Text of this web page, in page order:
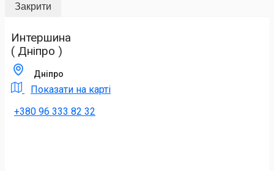
Закрити
Интершина
( Дніпро )
Дніпро
Показати на карті
+380 96 333 82 32